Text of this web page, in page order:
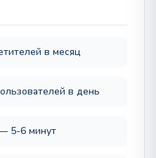
в месяц
в день
5-6 минут